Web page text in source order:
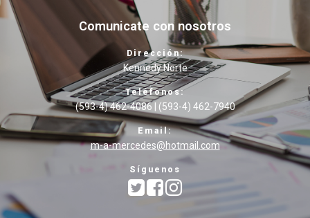
Comunicate con nosotros
Dirección:
Kennedy Norte
Teléfonos:
(593-4) 462-4086 | (593-4) 462-7940
Email:
m-a-mercedes@hotmail.com
Síguenos